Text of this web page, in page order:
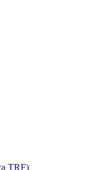
TRF)